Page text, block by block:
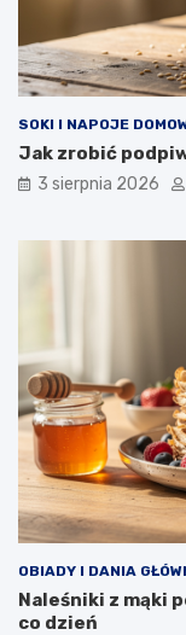
SOKI I NAPOJE
Jak zrobić
3 sierpnia 2026
OBIADY I DANIA
Naleśniki z mąki
co dzień